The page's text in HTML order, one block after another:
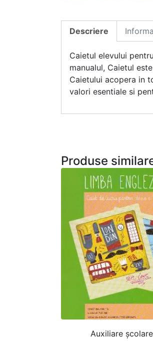
Descriere
Caietul elevului
manualul, Caietul
Caietului acopera in
valori esentiale si
Produse
Auxiliare şcolare